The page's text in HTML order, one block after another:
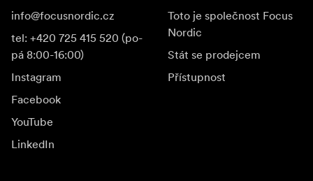
info@focusnordic.cz
tel: +420 725 415 520 (po-
pá 8:00-16:00)
Instagram
Facebook
YouTube
LinkedIn
Toto je společnost Focus
Nordic
Stát se prodejcem
Přístupnost